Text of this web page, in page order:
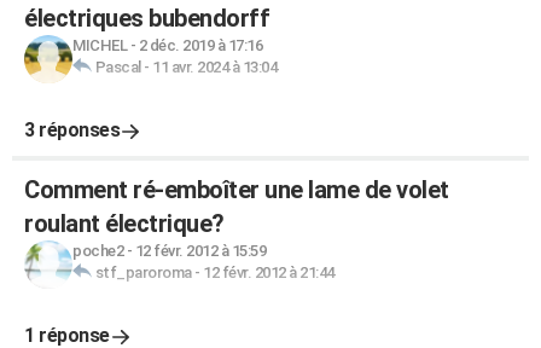
électriques bubendorff
MICHEL- 2 déc. 2019 à 17:16
Pascal - 11 avr. 2024 à 13:04
3 réponses
Comment ré-emboîter une lame de volet
roulant électrique?
poche2- 12 févr. 2012 à 15:59
stf_paroroma- 12 févr. 2012 à 21:44
1 réponse